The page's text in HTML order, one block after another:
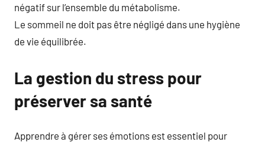
négatif sur l’ensemble du métabolisme.
Le sommeil ne doit pas être négligé dans une hygiène
de vie équilibrée.
La gestion du stress pour
préserver sa santé
Apprendre à gérer ses émotions est essentiel pour